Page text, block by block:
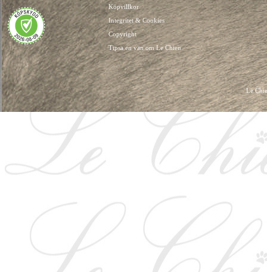
Köpvillkor
Integritet & Cookies
Copyright
Tipsa en vän om Le Chien
Le
HUNDKLÄDER, HUNDVÄSKOR, HUNDACCESSOARER, HUND KLÄDER,